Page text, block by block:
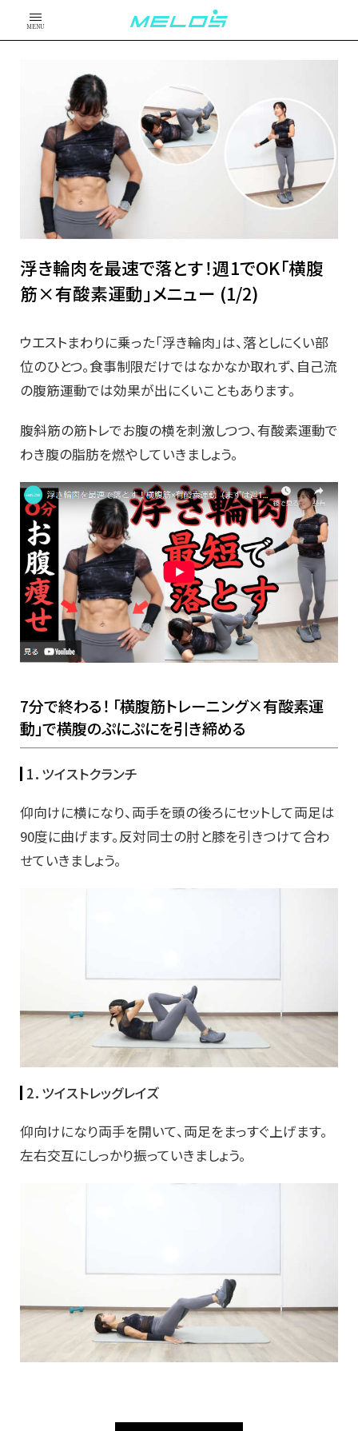
MENU
浮き輪肉を最速で落とす！週1でOK「横腹
筋×有酸素運動」メニュー (1/2)
ウエストまわりに乗った「浮き輪肉」は、落としにくい部
位のひとつ。食事制限だけではなかなか取れず、自己流
の腹筋運動では効果が出にくいこともあります。
腹斜筋の筋トレでお腹の横を刺激しつつ、有酸素運動で
わき腹の脂肪を燃やしていきましょう。
7分で終わる！ 「横腹筋トレーニング×有酸素運
動」で横腹のぷにぷにを引き締める
1．ツイストクランチ
仰向けに横になり、両手を頭の後ろにセットして両足は
90度に曲げます。反対同士の肘と膝を引きつけて合わ
せていきましょう。
2．ツイストレッグレイズ
仰向けになり両手を開いて、両足をまっすぐ上げます。
左右交互にしっかり振っていきましょう。